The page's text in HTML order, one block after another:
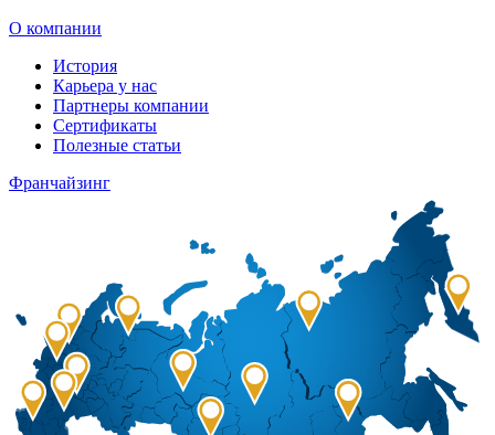
О компании
История
Карьера у нас
Партнеры компании
Сертификаты
Полезные статьи
Франчайзинг